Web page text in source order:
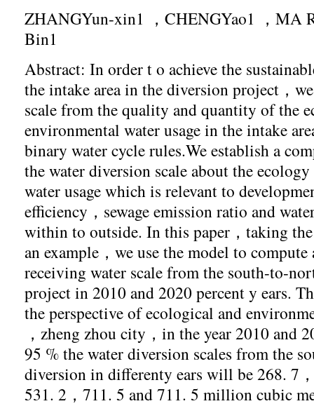
ZHANGYun-xin1 ，CHENGYao1 ，MA
Bin1
Abstract: In order t o achieve the
the intake area in the diversion project，
scale from the quality and quantity of the
environmental water usage in the intake
binary water cycle rules.We establish a
the water diversion scale about the
water usage which is relevant to
efficiency，sewage emission ratio and
within to outside. In this paper，taking
an example，we use the model to compute
receiving water scale from the south-to-
project in 2010 and 2020 percent y ears.
the perspective of ecological and
，zheng zhou city，in the year 2010 and
95 % the water diversion scales from the
diversion in differenty ears will be 268. 7
531. 2，711. 5 and 711. 5 million cubic